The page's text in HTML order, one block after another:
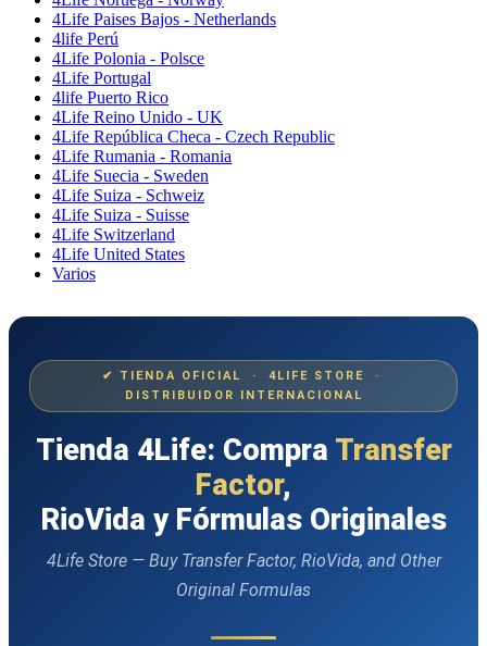
4Life Paises Bajos - Netherlands
4life Perú
4Life Polonia - Polsce
4Life Portugal
4life Puerto Rico
4Life Reino Unido - UK
4Life República Checa - Czech Republic
4Life Rumania - Romania
4Life Suecia - Sweden
4Life Suiza - Schweiz
4Life Suiza - Suisse
4Life Switzerland
4Life United States
Varios
✔ TIENDA OFICIAL · 4LIFE STORE ·
DISTRIBUIDOR INTERNACIONAL
Tienda 4Life: Compra Transfer
Factor,
RioVida y Fórmulas Originales
4Life Store — Buy Transfer Factor, RioVida, and Other
Original Formulas